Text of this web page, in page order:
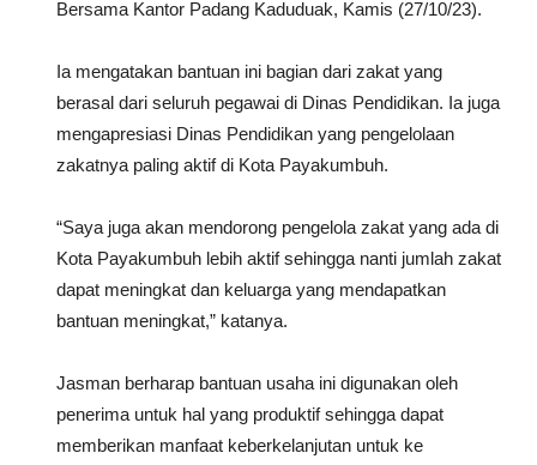
Bersama Kantor Padang Kaduduak, Kamis (27/10/23).
Ia mengatakan bantuan ini bagian dari zakat yang
berasal dari seluruh pegawai di Dinas Pendidikan. Ia juga
mengapresiasi Dinas Pendidikan yang pengelolaan
zakatnya paling aktif di Kota Payakumbuh.
“Saya juga akan mendorong pengelola zakat yang ada di
Kota Payakumbuh lebih aktif sehingga nanti jumlah zakat
dapat meningkat dan keluarga yang mendapatkan
bantuan meningkat,” katanya.
Jasman berharap bantuan usaha ini digunakan oleh
penerima untuk hal yang produktif sehingga dapat
memberikan manfaat keberkelanjutan untuk ke